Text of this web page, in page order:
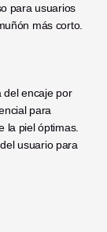
para usuarios
más corto.
del encaje por
para
la piel óptimas.
usuario para